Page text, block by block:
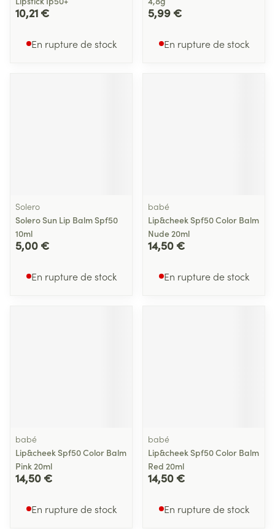
10,21 €
En rupture de stock
5,99 €
En rupture de stock
Solero
Solero Sun Lip Balm Spf50
10ml
5,00 €
En rupture de stock
babé
Lip&cheek Spf50 Color Balm
Nude 20ml
14,50 €
En rupture de stock
babé
Lip&cheek Spf50 Color Balm
Pink 20ml
14,50 €
En rupture de stock
babé
Lip&cheek Spf50 Color Balm
Red 20ml
14,50 €
En rupture de stock